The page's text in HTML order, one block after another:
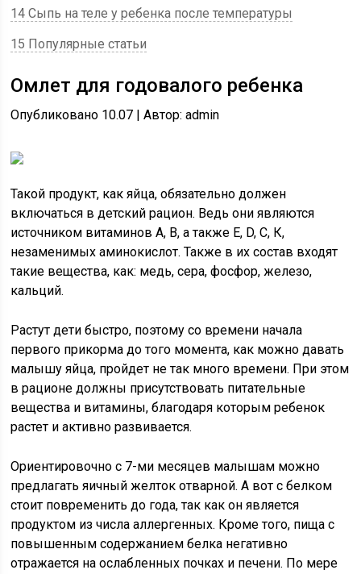
14 Сыпь на теле у ребенка после температуры
15 Популярные статьи
Омлет для годовалого ребенка
Опубликовано 10.07 | Автор: admin
Такой продукт, как яйца, обязательно должен
включаться в детский рацион. Ведь они являются
источником витаминов А, В, а также Е, D, С, К,
незаменимых аминокислот. Также в их состав входят
такие вещества, как: медь, сера, фосфор, железо,
кальций.
Растут дети быстро, поэтому со времени начала
первого прикорма до того момента, как можно давать
малышу яйца, пройдет не так много времени. При этом
в рационе должны присутствовать питательные
вещества и витамины, благодаря которым ребенок
растет и активно развивается.
Ориентировочно с 7-ми месяцев малышам можно
предлагать яичный желток отварной. А вот с белком
стоит повременить до года, так как он является
продуктом из числа аллергенных. Кроме того, пища с
повышенным содержанием белка негативно
отражается на ослабленных почках и печени. По мере